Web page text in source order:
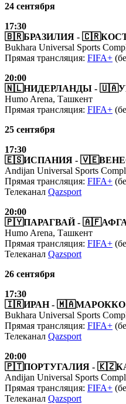
24 сентября
17:30
🇧🇷БРАЗИЛИЯ -
Bukhara Universal Sports
Прямая трансляция: FIFA+
20:00
🇳🇱НИДЕРЛАНДЫ -
Humo Arena, Ташкент
Прямая трансляция: FIFA+
25 сентября
17:30
🇪🇸ИСПАНИЯ -
Andijan Universal Sports
Прямая трансляция: FIFA+
Телеканал Qazsport
20:00
🇵🇾ПАРАГВАЙ -
Humo Arena, Ташкент
Прямая трансляция: FIFA+
Телеканал Qazsport
26 сентября
17:30
🇮🇷ИРАН - 🇲🇦МАРОККО
Bukhara Universal Sports
Прямая трансляция: FIFA+
Телеканал Qazsport
20:00
🇵🇹ПОРТУГАЛИЯ -
Andijan Universal Sports
Прямая трансляция: FIFA+
Телеканал Qazsport